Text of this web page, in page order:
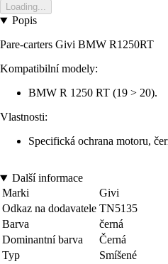
Loading...
Popis
Pare-carters Givi BMW R1250RT
Kompatibilní modely:
BMW R 1250 RT (19 > 20).
Vlastnosti:
Specifická ochrana motoru,
Další informace
Marki
Givi
Odkaz na dodavatele TN5135
Barva
černá
Dominantní barva
Černá
Typ
Smíšené